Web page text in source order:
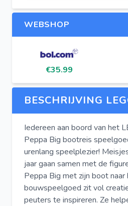
WEBSHOP
€35.99
BESCHRIJVING
Iedereen aan boord van het
Peppa Big bootreis
urenlang speelplezier!
jaar gaan samen met de
Peppa Big met zijn boot
bouwspeelgoed zit vol
peuters te inspireren. Ze